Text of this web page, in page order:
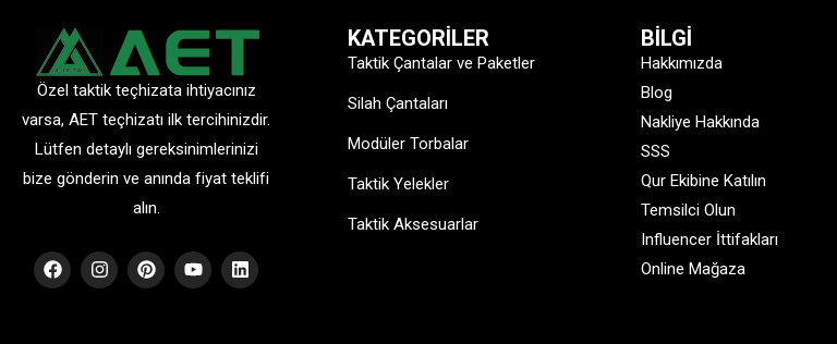
Özel taktik teçhizata ihtiyacınız
varsa, AET teçhizatı ilk tercihinizdir.
Lütfen detaylı gereksinimlerinizi
bize gönderin ve anında fiyat teklifi
alın.
F
a
c
I
n
s
P
i
n
Y
o
u
L
i
n
KATEGORİLER
Taktik Çantalar ve Paketler
Silah Çantaları
Modüler Torbalar
Taktik Yelekler
Taktik Aksesuarlar
BİLGİ
Hakkımızda
Blog
Nakliye Hakkında
SSS
Qur Ekibine Katılın
Temsilci Olun
Influencer İttifakları
Online Mağaza